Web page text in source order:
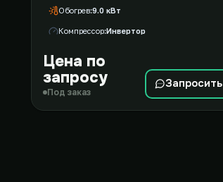
Обогрев 9.0 кВт
Компрессор Инвертор
Цена по
запросу
Под заказ
Запросить